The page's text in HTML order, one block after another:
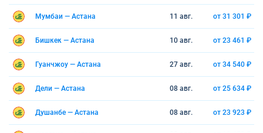
Мумбаи — Астана 11 авг. от 31 301 ₽
Бишкек — Астана 10 авг. от 23 461 ₽
Гуанчжоу — Астана 27 авг. от 34 540 ₽
Дели — Астана 08 авг. от 25 634 ₽
Душанбе — Астана 08 авг. от 23 923 ₽